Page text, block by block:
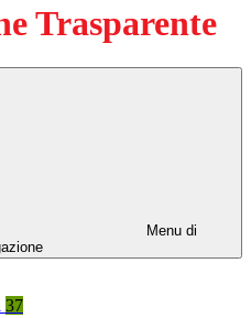
Trasparente
Menu di
37